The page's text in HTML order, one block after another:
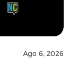
Ago 6, 2026